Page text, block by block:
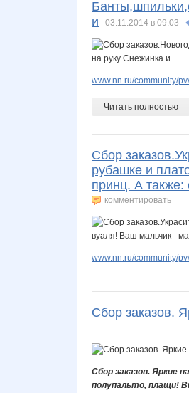
Оксис
Шиповничка
и
03.11.2014 в 09:03
www.nn.ru/community/
Читать полностью
Сбор
рубашке и
принц. А также:
комментировать
www.nn.ru/community/
Сбор заказов.
Сбор заказов. Яркие
полупальто, плащи!